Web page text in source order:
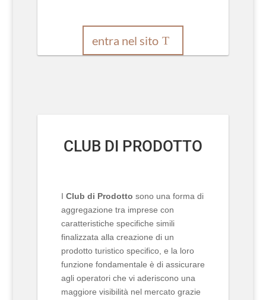
entra nel sito
CLUB DI PRODOTTO
I Club di Prodotto sono una forma di
aggregazione tra imprese con
caratteristiche specifiche simili
finalizzata alla creazione di un
prodotto turistico specifico, e la loro
funzione fondamentale è di assicurare
agli operatori che vi aderiscono una
maggiore visibilità nel mercato grazie